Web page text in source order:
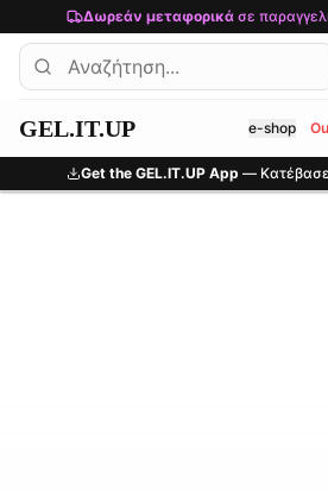
Μετάβαση στο κύριο περιεχόμενο
Δωρεάν μεταφορικάσε
GEL.IT.UP e-shop
Get the GEL.IT.UP App —